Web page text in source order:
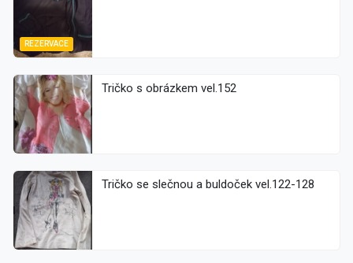
REZERVACE
Tričko s obrázkem vel.152
Tričko se slečnou a buldoček vel.122-128